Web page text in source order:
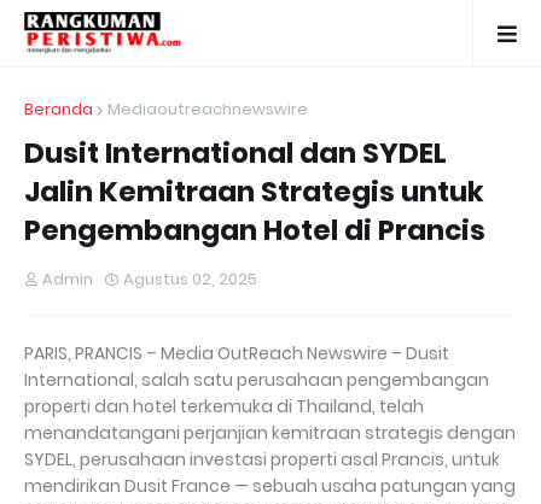
Beranda Mediaoutreachnewswire
Dusit International dan SYDEL
Jalin Kemitraan Strategis untuk
Pengembangan Hotel di Prancis
Admin Agustus 02, 2025
PARIS, PRANCIS – Media OutReach Newswire – Dusit
International, salah satu perusahaan pengembangan
properti dan hotel terkemuka di Thailand, telah
menandatangani perjanjian kemitraan strategis dengan
SYDEL, perusahaan investasi properti asal Prancis, untuk
mendirikan Dusit France — sebuah usaha patungan yang